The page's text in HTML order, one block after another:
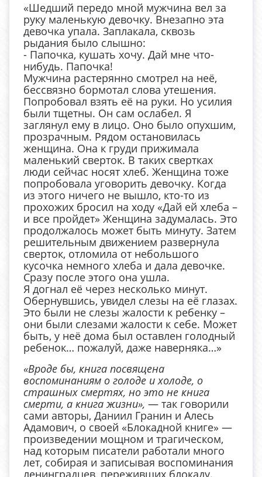
«Шедший передо мной мужчина вел за
руку маленькую девочку. Внезапно эта
девочка упала. Заплакала, сквозь
рыдания было слышно:
- Папочка, кушать хочу. Дай мне что-
нибудь. Папочка!
Мужчина растерянно смотрел на неё,
бессвязно бормотал слова утешения.
Попробовал взять её на руки. Но усилия
были тщетны. Он сам ослабел. Я
заглянул ему в лицо. Оно было опухшим,
прозрачным. Рядом остановилась
женщина. Она к груди прижимала
маленький сверток. В таких свертках
люди сейчас носят хлеб. Женщина тоже
попробовала уговорить девочку. Когда
из этого ничего не вышло, кто-то из
прохожих бросил на ходу «Дай ей хлеба –
и все пройдет» Женщина задумалась. Это
продолжалось может быть минуту. Затем
решительным движением развернула
сверток, отломила от небольшого
кусочка немного хлеба и дала девочке.
Сразу после этого она ушла.
Я догнал её через несколько минут.
Обернувшись, увидел слезы на её глазах.
Это были не слезы жалости к ребенку –
они были слезами жалости к себе. Может
быть, у неё дома был оставлен голодный
ребенок… пожалуй, даже наверняка…»
«Вроде бы, книга посвящена
воспоминаниям о голоде и холоде, о
страшных смертях, но это не книга
смерти, а книга жизни», — так говорили
сами авторы, Даниил Гранин и Алесь
Адамович, о своей «Блокадной книге» —
произведении мощном и трагическом,
над которым писатели работали много
лет, собирая и записывая воспоминания